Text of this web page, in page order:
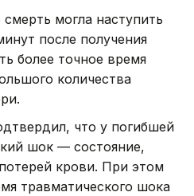
могла наступить
после получения
более точное время
количества
что у погибшей
шок — состояние,
крови. При этом
травматического шока